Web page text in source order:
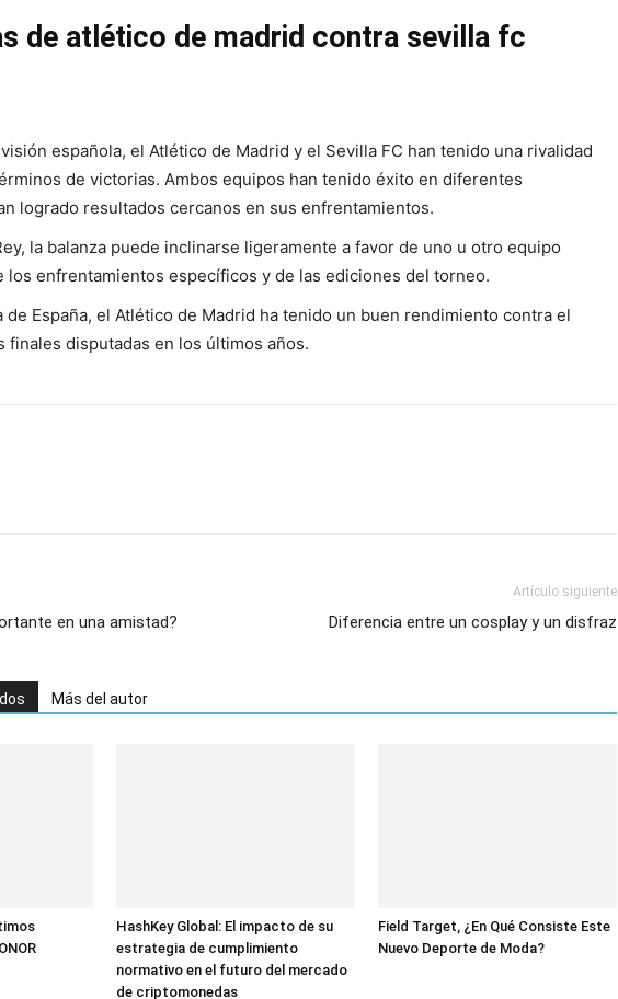
de atlético de madrid contra sevilla fc
española, el Atlético de Madrid y el Sevilla FC han tenido una rivalidad
de victorias. Ambos equipos han tenido éxito en diferentes
logrado resultados cercanos en sus enfrentamientos.
la balanza puede inclinarse ligeramente a favor de uno u otro equipo
los enfrentamientos específicos y de las ediciones del torneo.
de España, el Atlético de Madrid ha tenido un buen rendimiento contra el
finales disputadas en los últimos años.
en una amistad?
Artículo siguiente
Diferencia entre un cosplay y un disfraz
Más del autor
HashKey Global: El impacto de su
estrategia de cumplimiento
normativo en el futuro del mercado
de criptomonedas
Field Target, ¿En Qué Consiste Este
Nuevo Deporte de Moda?